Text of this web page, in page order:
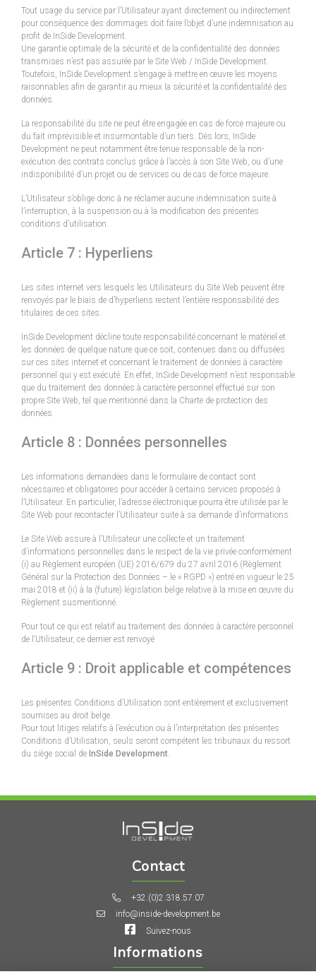
Tout usage du service par l’Utilisateur ayant directement ou indirectement
pour conséquence des dommages doit faire l’objet d’une indemnisation au
profit de InSide Development.
Une garantie optimale de la sécurité et de la confidentialité des données
transmises n’est pas assurée par le Site Web / InSide Development.
Toutefois, InSide Development s’engage à mettre en œuvre les moyens
raisonnables afin de garantir au mieux la sécurité et la confidentialité des
données.
La responsabilité du site ne peut être engagée en cas de force majeure ou
du fait imprévisible et insurmontable d’un tiers. Dès lors, InSide
Development ne peut notamment être tenue responsable de la non-
exécution des contrats conclus grâce à l’accès à son Site Web, ou d’une
indisponibilité d’un projet ou de services ou de cas de force majeure.
L’Utilisateur s’oblige donc à ne réclamer aucune indemnisation suite à
l’interruption, à la suspension ou à la modification des présentes
conditions d’utilisation.
Article 7 : Hyperliens
Les sites internet vers lesquels les Utilisateurs du Site Web peuvent être
renvoyés par le biais de d’hyperliens restent l’entière responsabilité des
titulaires de ces sites.
InSide Development décline toute responsabilité concernant le matériel et
les données de quelque nature que ce soit, contenues dans ou diffusées
sur ces sites internet et concernant le traitement de données à caractère
personnel qui y est exécuté. En effet, InSide Development n’est responsable
que du traitement des données à caractère personnel effectué sur son
propre Site Web, tel que mentionné dans la Charte de protection des
données
Article 8 : Données personnelles
Les informations demandées dans le formulaire de contact sont
nécessaires et obligatoires pour accéder à certains services proposés à
l’Utilisateur. En particulier, l’adresse électronique pourra être utilisée par le
Site Web pour recontacter l’Utilisateur suite à sa demande d’informations.
Le Site Web assure à l’Utilisateur une collecte et un traitement
d’informations personnelles dans le respect de la vie privée conformément
(i) au Règlement européen (UE) 2016/679 du 27 avril 2016 (Règlement
Général sur la Protection des Données – le « RGPD ») entré en vigueur le 25
mai 2018 et (ii) à la (future) législation belge relative à la mise en œuvre du
Règlement susmentionné.
Pour tout ce qui est relatif au traitement des données à caractère personnel
de l’Utilisateur, ce dernier est renvoyé
Article 9 : Droit applicable et compétences
Les présentes Conditions d’Utilisation sont entièrement et exclusivement
soumises au droit belge.
Pour tout litiges relatifs à l’exécution ou à l’interprétation des présentes
Conditions d’Utilisation, seuls seront compétent les tribunaux du ressort
du siège social de InSide Development.
Contact
+32.(0)2.318.57.07
info@inside-development.be
Suivez-nous
Informations